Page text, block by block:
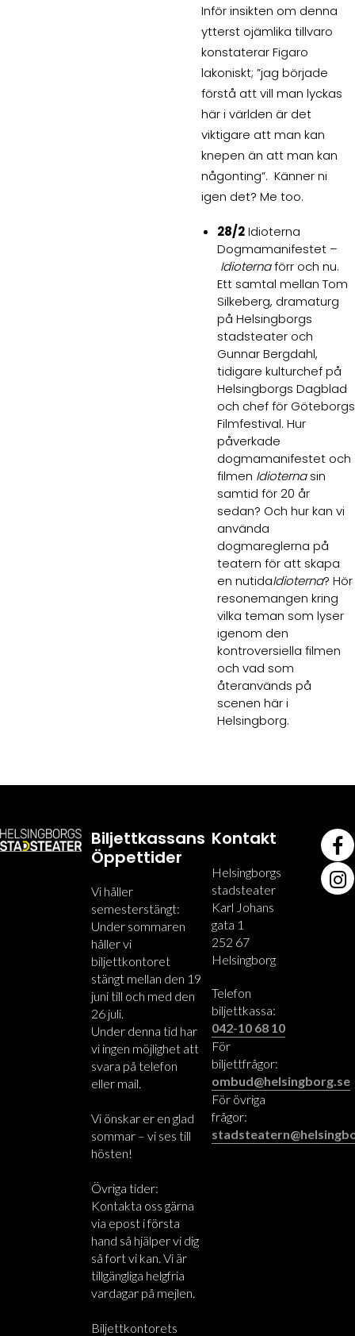
Inför insikten om denna
ytterst ojämlika tillvaro
konstaterar Figaro
lakoniskt; ”jag började
förstå att vill man lyckas
här i världen är det
viktigare att man kan
knepen än att man kan
någonting”. Känner ni
igen det? Me too.
28/2Idioterna
Dogmamanifestet –
Idioternaförr och nu.
Ett samtal mellan Tom
Silkeberg, dramaturg
på Helsingborgs
stadsteater och
Gunnar Bergdahl,
tidigare kulturchef på
Helsingborgs Dagblad
och chef för Göteborgs
Filmfestival. Hur
påverkade
dogmamanifestet och
filmen Idioternasin
samtid för 20 år
sedan? Och hur kan vi
använda
dogmareglerna på
teatern för att skapa
en nutidaIdioterna? Hör
resonemangen kring
vilka teman som lyser
igenom den
kontroversiella filmen
och vad som
återanvänds på
scenen här i
Helsingborg.
Biljettkassans
Öppettider
Vi håller
semesterstängt:
Under sommaren
håller vi
biljettkontoret
stängt mellan den 19
juni till och med den
26 juli.
Under denna tid har
vi ingen möjlighet att
svara på telefon
eller mail.
Vi önskar er en glad
sommar – vi ses till
hösten!
Övriga tider:
Kontakta oss gärna
via epost i första
hand så hjälper vi dig
så fort vi kan. Vi är
tillgängliga helgfria
vardagar på mejlen.
Biljettkontorets
Kontakt
Helsingborgs
stadsteater
Karl Johans
gata 1
252 67
Helsingborg
Telefon
biljettkassa:
042-10 68 10
För
biljettfrågor:
ombud@helsingborg.se
För övriga
frågor: